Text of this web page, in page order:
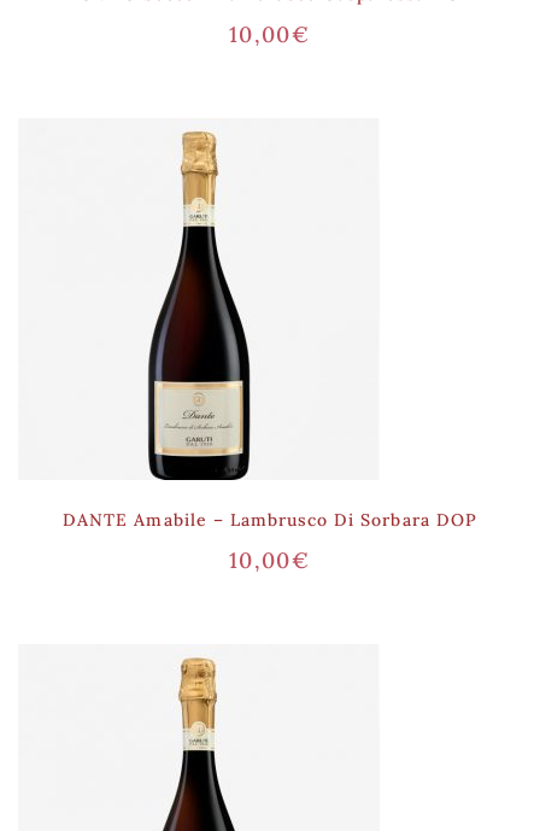
10,00€
DANTE Amabile – Lambrusco Di Sorbara DOP
10,00€